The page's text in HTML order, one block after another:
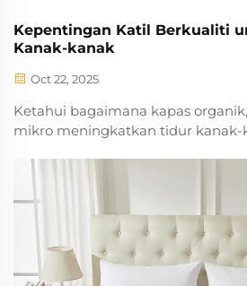
Kepentingan Katil Berkualiti
Kanak-kanak
Oct 22, 2025
Ketahui bagaimana kapas
mikro meningkatkan tidur kanak-
menyokong pertumbuhan.
disokong oleh pakar.